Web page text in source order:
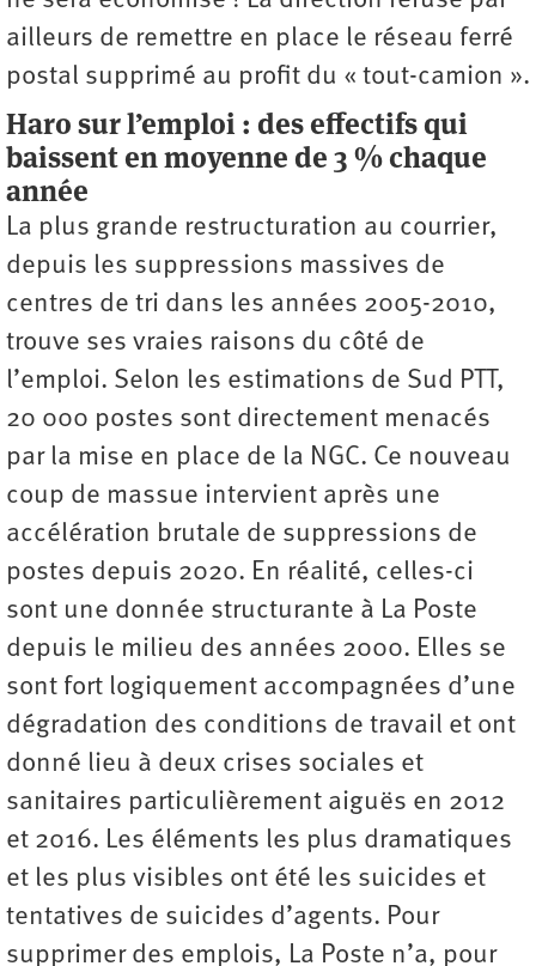
ailleurs de remettre en place le réseau ferré
postal supprimé au profit du « tout-camion ».
Haro sur l’emploi : des effectifs qui
baissent en moyenne de 3 % chaque
année
La plus grande restructuration au courrier,
depuis les suppressions massives de
centres de tri dans les années 2005-2010,
trouve ses vraies raisons du côté de
l’emploi. Selon les estimations de Sud PTT,
20 000 postes sont directement menacés
par la mise en place de la NGC. Ce nouveau
coup de massue intervient après une
accélération brutale de suppressions de
postes depuis 2020. En réalité, celles-ci
sont une donnée structurante à La Poste
depuis le milieu des années 2000. Elles se
sont fort logiquement accompagnées d’une
dégradation des conditions de travail et ont
donné lieu à deux crises sociales et
sanitaires particulièrement aiguës en 2012
et 2016. Les éléments les plus dramatiques
et les plus visibles ont été les suicides et
tentatives de suicides d’agents. Pour
supprimer des emplois, La Poste n’a, pour